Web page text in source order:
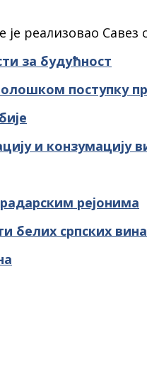
је реализовао
за будућност
поступку
и конзумацију
рејонима
белих српских